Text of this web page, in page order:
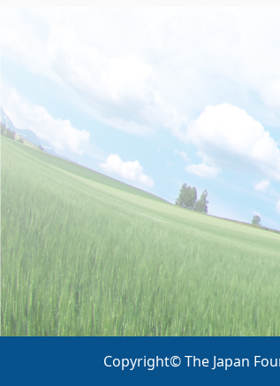
Copyright© The Japan